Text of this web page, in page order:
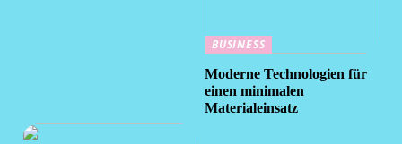
BUSINESS
Moderne Technologien für
einen minimalen
Materialeinsatz